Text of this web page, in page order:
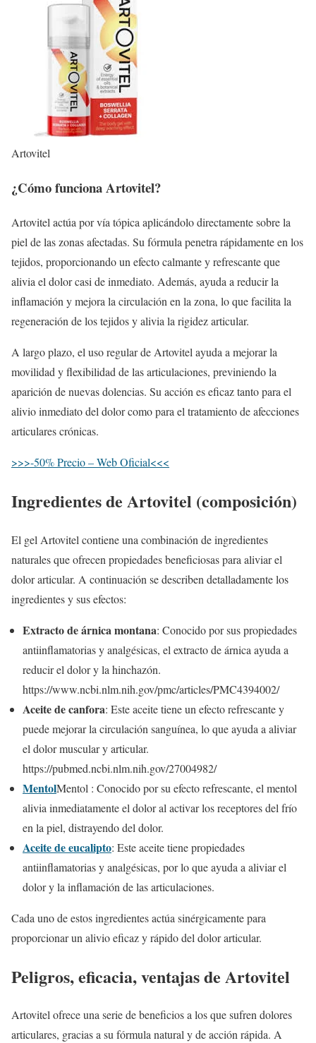
Artovitel
¿Cómo funciona Artovitel?
Artovitel actúa por vía tópica aplicándolo directamente sobre la
piel de las zonas afectadas. Su fórmula penetra rápidamente en los
tejidos, proporcionando un efecto calmante y refrescante que
alivia el dolor casi de inmediato. Además, ayuda a reducir la
inflamación y mejora la circulación en la zona, lo que facilita la
regeneración de los tejidos y alivia la rigidez articular.
A largo plazo, el uso regular de Artovitel ayuda a mejorar la
movilidad y flexibilidad de las articulaciones, previniendo la
aparición de nuevas dolencias. Su acción es eficaz tanto para el
alivio inmediato del dolor como para el tratamiento de afecciones
articulares crónicas.
>>>-50% Precio – Web Oficial<<<
Ingredientes de Artovitel (composición)
El gel Artovitel contiene una combinación de ingredientes
naturales que ofrecen propiedades beneficiosas para aliviar el
dolor articular. A continuación se describen detalladamente los
ingredientes y sus efectos:
Extracto de árnica montana: Conocido por sus propiedades
antiinflamatorias y analgésicas, el extracto de árnica ayuda a
reducir el dolor y la hinchazón.
https://www.ncbi.nlm.nih.gov/pmc/articles/PMC4394002/
Aceite de canfora: Este aceite tiene un efecto refrescante y
puede mejorar la circulación sanguínea, lo que ayuda a aliviar
el dolor muscular y articular.
https://pubmed.ncbi.nlm.nih.gov/27004982/
MentolMentol : Conocido por su efecto refrescante, el mentol
alivia inmediatamente el dolor al activar los receptores del frío
en la piel, distrayendo del dolor.
Aceite de eucalipto: Este aceite tiene propiedades
antiinflamatorias y analgésicas, por lo que ayuda a aliviar el
dolor y la inflamación de las articulaciones.
Cada uno de estos ingredientes actúa sinérgicamente para
proporcionar un alivio eficaz y rápido del dolor articular.
Peligros, eficacia, ventajas de Artovitel
Artovitel ofrece una serie de beneficios a los que sufren dolores
articulares, gracias a su fórmula natural y de acción rápida. A